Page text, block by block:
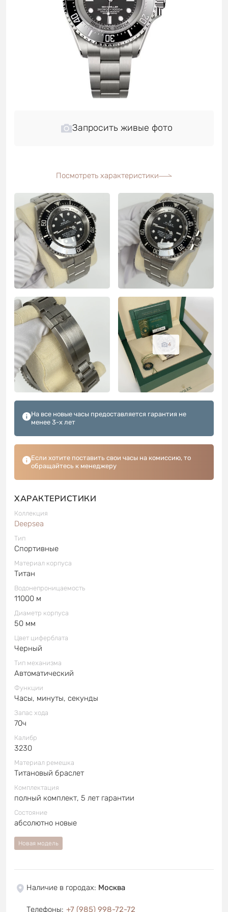
Запросить живые фото
Посмотреть характеристики
4
На все новые часы предоставляется гарантия не
менее 3-х лет
Если хотите поставить свои часы на комиссию, то
обращайтесь к менеджеру
ХАРАКТЕРИСТИКИ
Коллекция
Deepsea
Тип
Спортивные
Материал корпуса
Титан
Водонепроницаемость
11000 м
Диаметр корпуса
50 мм
Цвет циферблата
Черный
Тип механизма
Автоматический
Функции
Часы, минуты, секунды
Запас хода
70ч
Калибр
3230
Материал ремешка
Титановый браслет
Комплектация
полный комплект, 5 лет гарантии
Состояние
абсолютно новые
Новая модель
Наличие в городах: Москва
Телефоны: +7 (985) 998-72-72